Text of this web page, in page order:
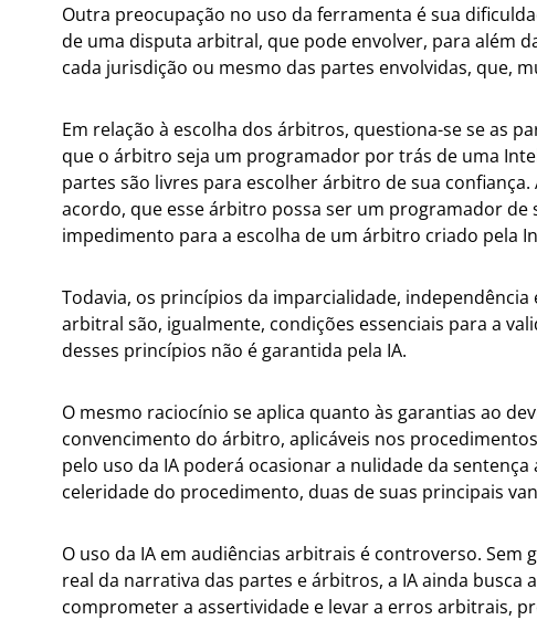
Outra preocupação no uso da ferramenta é sua
de uma disputa arbitral, que pode envolver, para além
cada jurisdição ou mesmo das partes envolvidas, que,
Em relação à escolha dos árbitros, questiona-se se as
que o árbitro seja um programador por trás de uma
partes são livres para escolher árbitro de sua
acordo, que esse árbitro possa ser um programador de
impedimento para a escolha de um árbitro criado pela
Todavia, os princípios da imparcialidade,
arbitral são, igualmente, condições essenciais para a
desses princípios não é garantida pela IA.
O mesmo raciocínio se aplica quanto às garantias ao
convencimento do árbitro, aplicáveis nos
pelo uso da IA poderá ocasionar a nulidade da
celeridade do procedimento, duas de suas principais
O uso da IA em audiências arbitrais é controverso.
real da narrativa das partes e árbitros, a IA ainda
comprometer a assertividade e levar a erros arbitrais,